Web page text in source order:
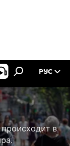
РУС
в